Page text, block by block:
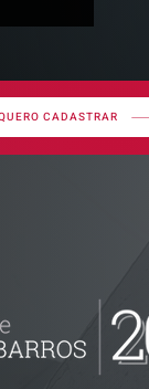
CADASTRAR